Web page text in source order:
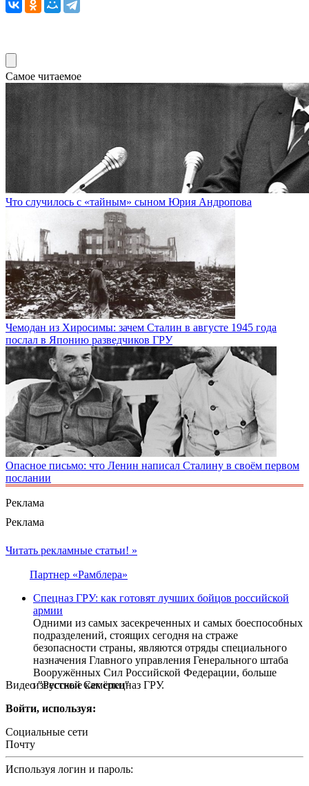
Самое читаемое
Что случилось с «тайным» сыном Юрия Андропова
Чемодан из Хиросимы: зачем Сталин в августе 1945 года
послал в Японию разведчиков ГРУ
Опасное письмо: что Ленин написал Сталину в своём первом
послании
Реклама
Реклама
Видео "Русской Семёрки"
Читать рекламные статьи! »
Партнер «Рамблера»
Спецназ ГРУ: как готовят лучших бойцов российской
армии
Одними из самых засекреченных и самых боеспособных
подразделений, стоящих сегодня на страже
безопасности страны, являются отряды специального
назначения Главного управления Генерального штаба
Вооружённых Сил Российской Федерации, больше
известные как спецназ ГРУ.
Войти, используя:
Социальные сети
Почту
Используя логин и пароль: